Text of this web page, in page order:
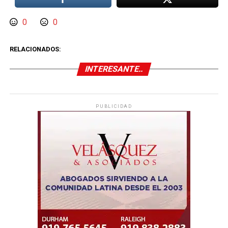
0 0
RELACIONADOS:
INTERESANTE..
PUBLICIDAD